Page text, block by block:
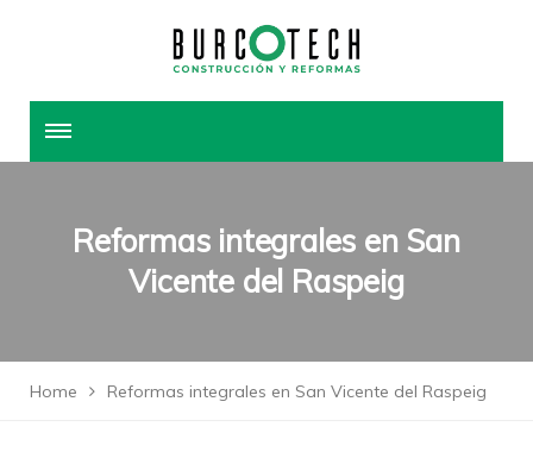
Reformas integrales en San
Vicente del Raspeig
Home Reformas integrales en San Vicente del Raspeig